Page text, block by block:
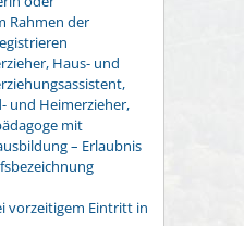
Rahmen der
Haus- und
und Heimerzieher,
mit
– Erlaubnis
vorzeitigem Eintritt in